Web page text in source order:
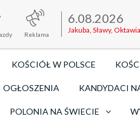
Reklama
6.08.2026
Jakuba, Sławy,
KOŚCIÓŁ W POLSCE
KANDYDACI
POLONIA NA ŚWIECIE